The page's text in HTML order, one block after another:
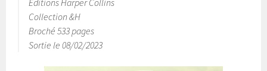
Editions Harper Collins
Collection &H
Broché 533 pages
Sortie le 08/02/2023